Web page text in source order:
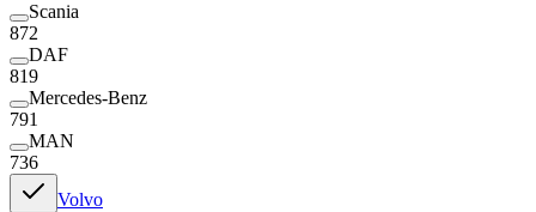
Scania
872
DAF
819
Mercedes-Benz
791
MAN
736
Volvo